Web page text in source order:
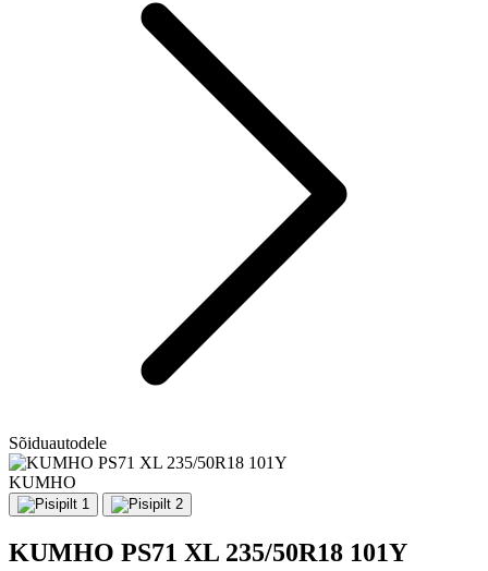
Sõiduautodele
KUMHO
KUMHO PS71 XL 235/50R18 101Y